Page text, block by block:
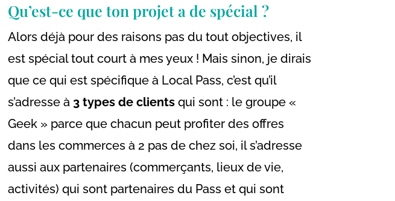
Qu’est-ce que ton projet a de spécial ?
Alors déjà pour des raisons pas du tout objectives, il
est spécial tout court à mes yeux ! Mais sinon, je dirais
que ce qui est spécifique à Local Pass, c’est qu’il
s’adresse à 3 types de clientsqui sont : le groupe «
Geek » parce que chacun peut profiter des offres
dans les commerces à 2 pas de chez soi, il s’adresse
aussi aux partenaires (commerçants, lieux de vie,
activités) qui sont partenaires du Pass et qui sont